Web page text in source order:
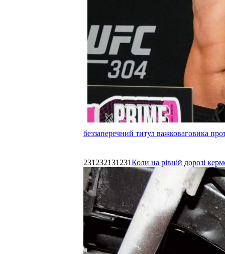
беззаперечний титул важковаговика
231232131231Коли на рівній дорозі